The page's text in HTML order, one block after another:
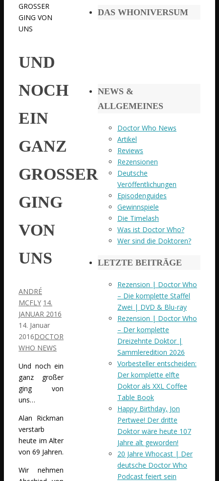
GROSSER G
ING VON U
NS
UND
NOCH
EIN
GANZ
GROSSER G
ING V
ON U
NS
ANDRÉ
MCFLY 14.
JANUAR 2016
14. Januar
2016DOCTOR
WHO NEWS
Und noch ein
ganz großer
ging von
uns…
Alan Rickman
verstarb
heute im Alter
von 69 Jahren.
Wir nehmen
DAS WHONIVERSUM
NEWS &
ALLGEMEINES
Doctor Who News
Artikel
Reviews
Rezensionen
Deutsche
Veröffentlichungen
Episodenguides
Gewinnspiele
Die Timelash
Was ist Doctor Who?
Wer sind die Doktoren?
LETZTE BEITRÄGE
Rezension | Doctor Who
– Die komplette Staffel
Zwei | DVD & Blu-ray
Rezension | Doctor Who
– Der komplette
Dreizehnte Doktor |
Sammleredition 2026
Vorbesteller entscheiden:
Der komplette elfte
Doktor als XXL Coffee
Table Book
Happy Birthday, Jon
Pertwee! Der dritte
Doktor wäre heute 107
Jahre alt geworden!
20 Jahre Whocast | Der
deutsche Doctor Who
Podcast feiert sein